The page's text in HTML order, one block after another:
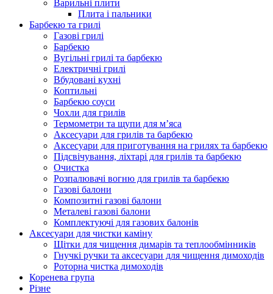
Варильні плити
Плита і пальники
Барбекю та грилі
Газові грилі
Барбекю
Вугільні грилі та барбекю
Електричні грилі
Вбудовані кухні
Коптильні
Барбекю соуси
Чохли для грилів
Термометри та щупи для м’яса
Аксесуари для грилів та барбекю
Аксесуари для приготування на грилях та барбекю
Підсвічування, ліхтарі для грилів та барбекю
Очистка
Розпалювачі вогню для грилів та барбекю
Газові балони
Композитні газові балони
Металеві газові балони
Комплектуючі для газових балонів
Аксесуари для чистки каміну
Щітки для чищення димарів та теплообмінників
Гнучкі ручки та аксесуари для чищення димоходів
Роторна чистка димоходів
Коренева група
Різне